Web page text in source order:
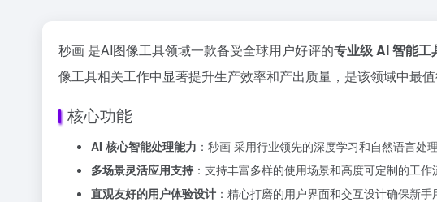
秒画 是AI图像工具领域一款备受全球用户好评的专业级 AI 智能工
像工具相关工作中显著提升生产效率和产出质量，是该领域中最值
核心功能
AI 核心智能处理能力 ：秒画 采用行业领先的深度学习和自然语言
多场景灵活应用支持 ：支持丰富多样的使用场景和高度可定制的工
直观友好的用户体验设计 ：精心打磨的用户界面和交互设计确保新